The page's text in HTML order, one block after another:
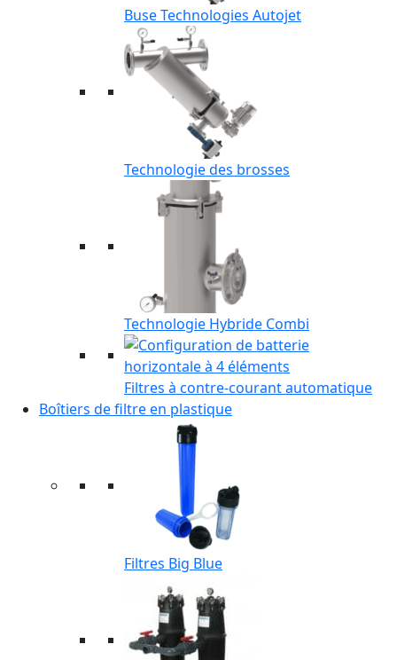
Buse Technologies Autojet
Technologie des brosses
Technologie Hybride Combi
Filtres à contre-courant automatique
Boîtiers de filtre en plastique
Filtres Big Blue